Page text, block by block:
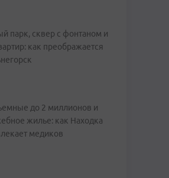
парк, сквер с фонтаном и
как преображается
до 2 миллионов и
жилье: как Находка
медиков